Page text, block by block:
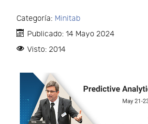
Categoría: Minitab
Publicado: 14 Mayo 2024
Visto: 2014